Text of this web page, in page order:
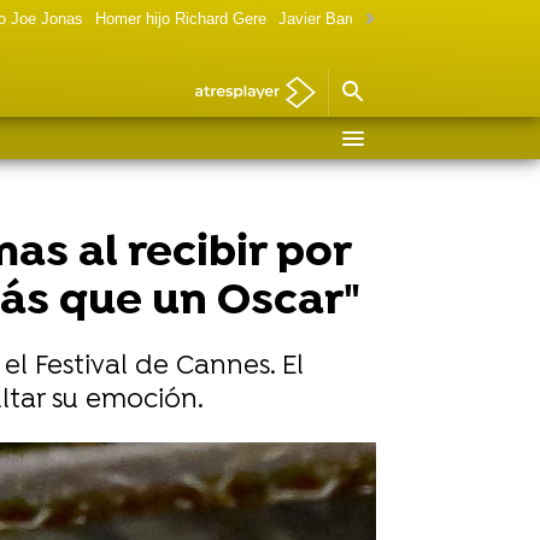
Joe Jonas Homer hijo Richard Gere Javier Bardem política
al recibir por
que un Oscar"
Festival de Cannes. El
su emoción.
Vídeo: Reuters | Foto: Gtres
sentía atraído por ella"